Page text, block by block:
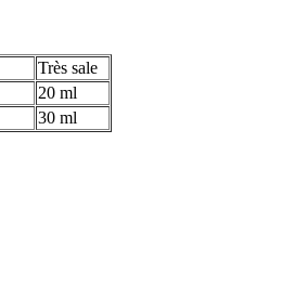
Très sale
20 ml
30 ml